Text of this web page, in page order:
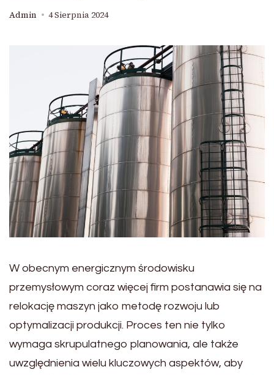
Admin 4 Sierpnia 2024
W obecnym energicznym środowisku
przemysłowym coraz więcej firm postanawia się na
relokację maszyn jako metodę rozwoju lub
optymalizacji produkcji. Proces ten nie tylko
wymaga skrupulatnego planowania, ale także
uwzględnienia wielu kluczowych aspektów, aby